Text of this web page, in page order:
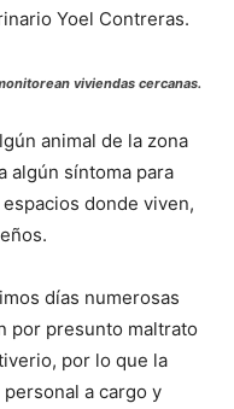
Yoel Contreras.
viviendas cercanas.
animal de la zona
algún síntoma para
donde viven,
días numerosas
por presunto maltrato
por lo que la
a cargo y